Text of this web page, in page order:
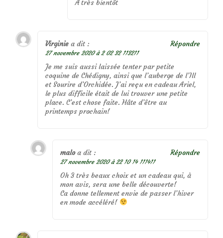
À très bientôt
Virginie a dit :
27 novembre 2020 à 2 02 32 113211
Je me suis aussi laissée tenter par petite
coquine de Chédigny, ainsi que l’auberge de l’Ill
et Sourire d’Orchidée. J’ai reçu en cadeau Ariel,
le plus difficile était de lui trouver une petite
place. C’est chose faite. Hâte d’être au
printemps prochain!
Répondre
malo a dit :
27 novembre 2020 à 22 10 14 111411
Oh 3 très beaux choix et un cadeau qui, à
mon avis, sera une belle découverte!
Ca donne tellement envie de passer l’hiver
en mode accéléré!
Répondre